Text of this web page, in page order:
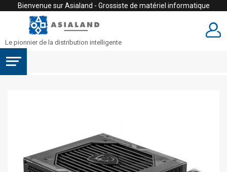
Bienvenue sur Asialand - Grossiste de matériel informatique
Le pionnier de la distribution intelligente